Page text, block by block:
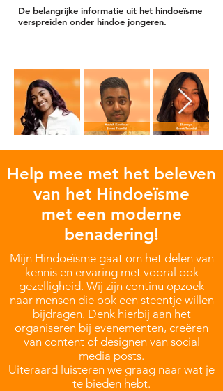
De belangrijke informatie uit het hindoeïsme
verspreiden onder hindoe jongeren.
Help mee met het beleven
van het Hindoeïsme
met een moderne
benadering!
Mijn Hindoeïsme gaat om het delen van
kennis en ervaring met vooral ook
gezelligheid. Wij zijn continu opzoek
naar mensen die ook een steentje willen
bijdragen. Denk hierbij aan het
organiseren bij evenementen, creëren
van content of designen van social
media posts.
Uiteraard luisteren we graag naar wat je
te bieden hebt.